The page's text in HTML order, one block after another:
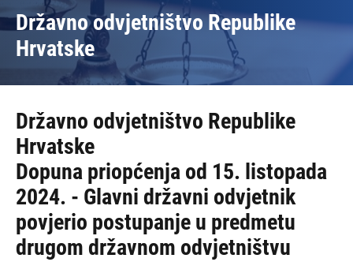
Državno odvjetništvo Republike
Hrvatske
Državno odvjetništvo Republike
Hrvatske
Dopuna priopćenja od 15. listopada
2024. - Glavni državni odvjetnik
povjerio postupanje u predmetu
drugom državnom odvjetništvu